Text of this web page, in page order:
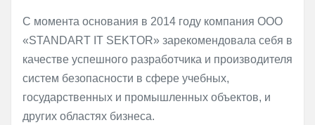
С момента основания в 2014 году компания ООО
«STANDART IT SEKTOR» зарекомендовала себя в
качестве успешного разработчика и производителя
систем безопасности в сфере учебных,
государственных и промышленных объектов, и
других областях бизнеса.